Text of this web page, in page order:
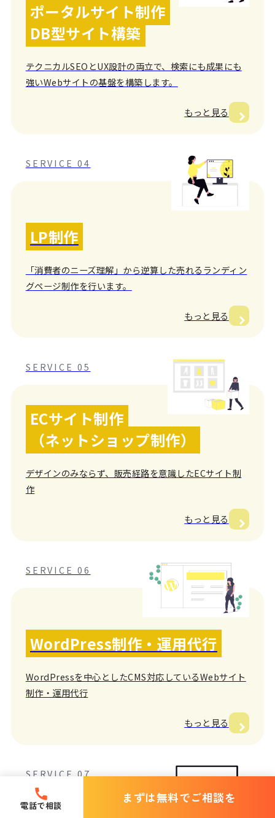
ポータルサイト制作
DB型サイト構築
テクニカルSEOとUX設計の両立で、検索にも成果にも
強いWebサイトの基盤を構築します。
もっと見る
SERVICE 04
LP制作
「消費者のニーズ理解」から逆算した売れるランディン
グページ制作を行います。
もっと見る
SERVICE 05
ECサイト制作
（ネットショップ制作）
デザインのみならず、販売経路を意識したECサイト制
作
もっと見る
SERVICE 06
WordPress制作・運用代行
WordPressを中心としたCMS対応しているWebサイト
制作・運用代行
もっと見る
SERVICE 07
電話で相談
まずは無料でご相談を